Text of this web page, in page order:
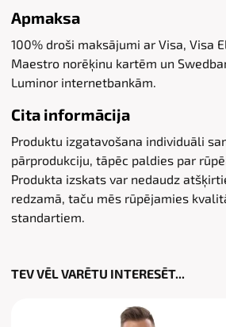
Apmaksa
100% droši maksājumi ar Visa, Visa
Maestro norēķinu kartēm un
Luminor internetbankām.
Cita informācija
Produktu izgatavošana individuāli
pārprodukciju, tāpēc paldies par
Produkta izskats var nedaudz
redzamā, taču mēs rūpējamies
standartiem.
TEV VĒL VARĒTU INTERESĒT...